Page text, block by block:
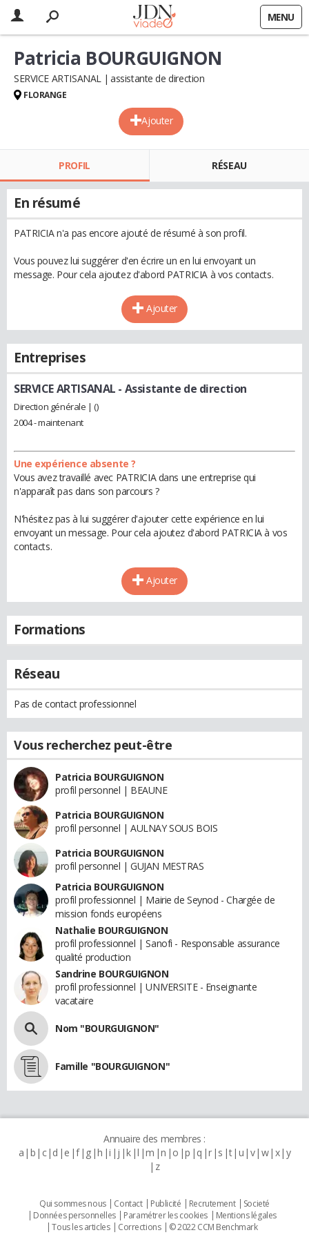
MENU
Ajouter
Patricia BOURGUIGNON
SERVICE ARTISANAL assistante de direction
FLORANGE
PROFIL RÉSEAU
En résumé
PATRICIA n'a pas encore ajouté de résumé à son profil.
Vous pouvez lui suggérer d'en écrire un en lui envoyant un
message. Pour cela ajoutez d'abord PATRICIA à vos contacts.
Ajouter
Entreprises
SERVICE ARTISANAL - Assistante de direction
Direction générale | ()
2004 - maintenant
Une expérience absente ?
Vous avez travaillé avec PATRICIA dans une entreprise qui
n'apparaît pas dans son parcours ?
N'hésitez pas à lui suggérer d'ajouter cette expérience en lui
envoyant un message. Pour cela ajoutez d'abord PATRICIA à vos
contacts.
Ajouter
Formations
Réseau
Pas de contact professionnel
Vous recherchez peut-être
Patricia BOURGUIGNON
profil personnel | BEAUNE
Patricia BOURGUIGNON
profil personnel | AULNAY SOUS BOIS
Patricia BOURGUIGNON
profil personnel | GUJAN MESTRAS
Patricia BOURGUIGNON
profil professionnel | Mairie de Seynod - Chargée de
mission fonds européens
Nathalie BOURGUIGNON
profil professionnel | Sanofi - Responsable assurance
qualité production
Sandrine BOURGUIGNON
profil professionnel | UNIVERSITE - Enseignante
vacataire
Nom "BOURGUIGNON"
Famille "BOURGUIGNON"
Annuaire des membres :
a b c d e f g h i j k l m n o p q r s t u v w x y
z
Qui sommes nous Contact Publicité Recrutement
Societé
Données personnelles
Paramétrer les cookies
Mentions légales
Tous les articles
Corrections © 2022 CCM Benchmark